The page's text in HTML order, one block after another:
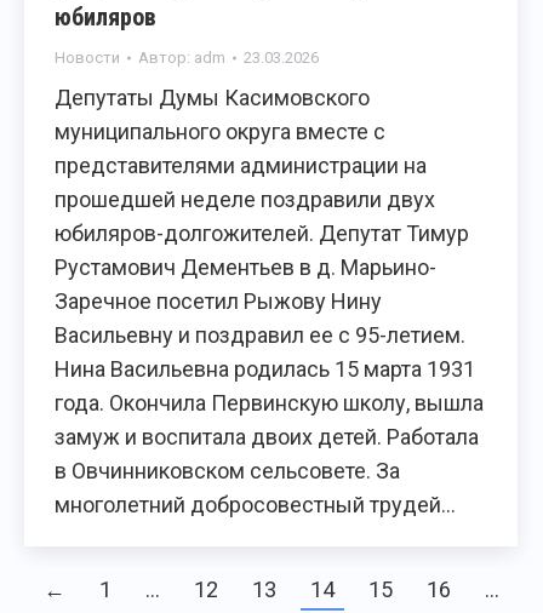
юбиляров
Новости Автор: adm 23.03.2026
Депутаты Думы Касимовского
муниципального округа вместе с
представителями администрации на
прошедшей неделе поздравили двух
юбиляров-долгожителей. Депутат Тимур
Рустамович Дементьев в д. Марьино-
Заречное посетил Рыжову Нину
Васильевну и поздравил ее с 95-летием.
Нина Васильевна родилась 15 марта 1931
года. Окончила Первинскую школу, вышла
замуж и воспитала двоих детей. Работала
в Овчинниковском сельсовете. За
многолетний добросовестный трудей…
← 1 … 12 13 14 15 16
…